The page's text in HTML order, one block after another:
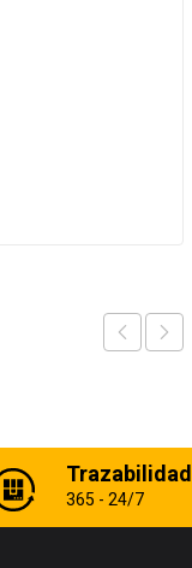
Trazabilidad
365 - 24/7